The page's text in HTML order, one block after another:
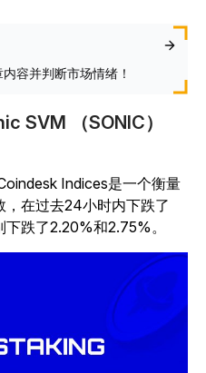
容并判断市场情绪！
SVM （SONIC）
Indices是一个衡量
，在过去24小时内下跌了
跌了2.20%和2.75%。